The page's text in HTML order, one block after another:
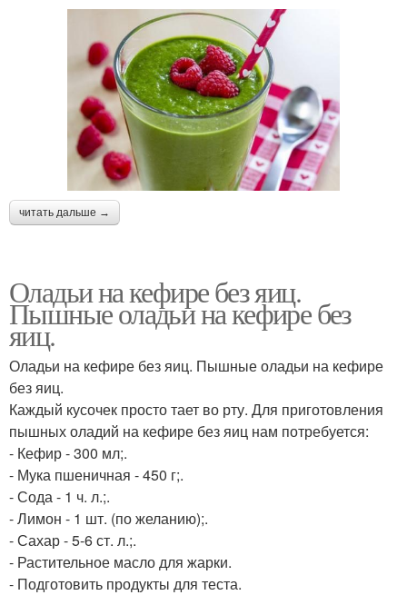
читать дальше →
Оладьи на кефире без яиц.
Пышные оладьи на кефире без
яиц.
Оладьи на кефире без яиц. Пышные оладьи на кефире
без яиц.
Каждый кусочек просто тает во рту. Для приготовления
пышных оладий на кефире без яиц нам потребуется:
- Кефир - 300 мл;.
- Мука пшеничная - 450 г;.
- Сода - 1 ч. л.;.
- Лимон - 1 шт. (по желанию);.
- Сахар - 5-6 ст. л.;.
- Растительное масло для жарки.
- Подготовить продукты для теста.